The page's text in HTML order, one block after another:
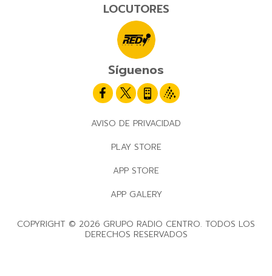
LOCUTORES
Síguenos
AVISO DE PRIVACIDAD
PLAY STORE
APP STORE
APP GALERY
COPYRIGHT © 2026 GRUPO RADIO CENTRO. TODOS LOS
DERECHOS RESERVADOS